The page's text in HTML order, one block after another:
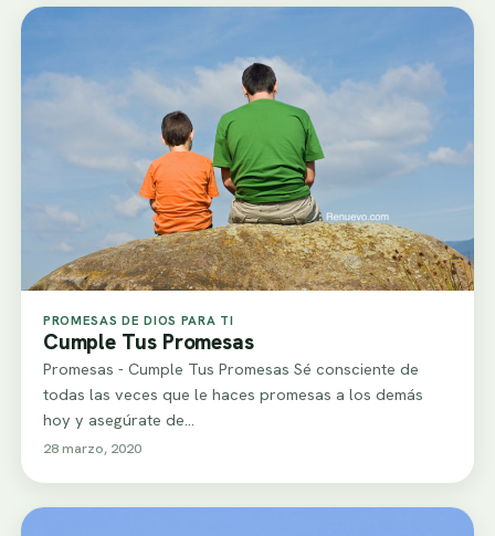
PROMESAS DE DIOS PARA TI
Cumple Tus Promesas
Promesas - Cumple Tus Promesas Sé consciente de
todas las veces que le haces promesas a los demás
hoy y asegúrate de…
28 marzo, 2020